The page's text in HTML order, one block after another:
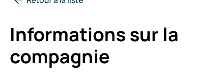
Informations sur la
compagnie